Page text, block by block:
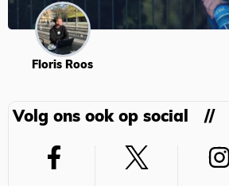
Floris Roos
Volg ons ook op social